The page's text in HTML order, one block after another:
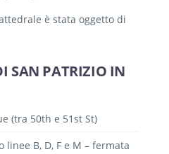
è stata oggetto di
SAN PATRIZIO IN
(tra 50th e 51st St)
linee B, D, F e M – fermata